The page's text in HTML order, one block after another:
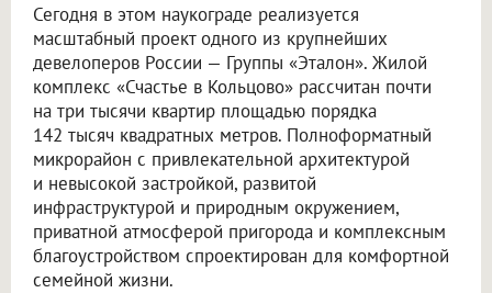
Сегодня в этом наукограде реализуется
масштабный проект одного из крупнейших
девелоперов России — Группы «Эталон». Жилой
комплекс «Счастье в Кольцово» рассчитан почти
на три тысячи квартир площадью порядка
142 тысяч квадратных метров. Полноформатный
микрорайон с привлекательной архитектурой
и невысокой застройкой, развитой
инфраструктурой и природным окружением,
приватной атмосферой пригорода и комплексным
благоустройством спроектирован для комфортной
семейной жизни.